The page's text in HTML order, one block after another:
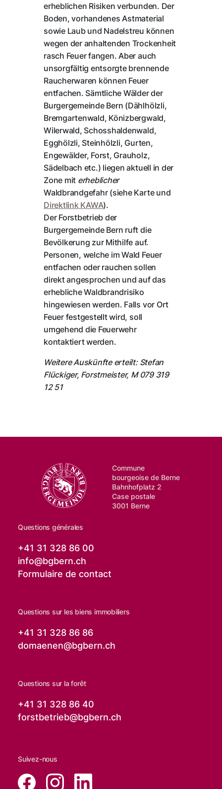
erheblichen Risiken verbunden. Der
Boden, vorhandenes Astmaterial
sowie Laub und Nadelstreu können
wegen der anhaltenden Trockenheit
rasch Feuer fangen. Aber auch
unsorgfältig entsorgte brennende
Raucherwaren können Feuer
entfachen. Sämtliche Wälder der
Burgergemeinde Bern (Dählhölzli,
Bremgartenwald, Könizbergwald,
Wilerwald, Schosshaldenwald,
Egghölzli, Steinhölzli, Gurten,
Engewälder, Forst, Grauholz,
Sädelbach etc.) liegen aktuell in der
Zone mit erheblicher
Waldbrandgefahr (siehe Karte und
Direktlink KAWA).
Der Forstbetrieb der
Burgergemeinde Bern ruft die
Bevölkerung zur Mithilfe auf.
Personen, welche im Wald Feuer
entfachen oder rauchen sollen
direkt angesprochen und auf das
erhebliche Waldbrandrisiko
hingewiesen werden. Falls vor Ort
Feuer festgestellt wird, soll
umgehend die Feuerwehr
kontaktiert werden.
Weitere Auskünfte erteilt: Stefan
Flückiger, Forstmeister, M 079 319
12 51
Commune
bourgeoise de Berne
Bahnhofplatz 2
Case postale
3001 Berne
Questions générales
+41 31 328 86 00
info@bgbern.ch
Formulaire de contact
Questions sur les biens immobiliers
+41 31 328 86 86
domaenen@bgbern.ch
Questions sur la forêt
+41 31 328 86 40
forstbetrieb@bgbern.ch
Suivez-nous